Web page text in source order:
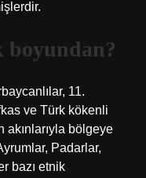
boyundan?
11.
ve Türk kökenli
akınlarıyla bölgeye
Padarlar,
bazı etnik